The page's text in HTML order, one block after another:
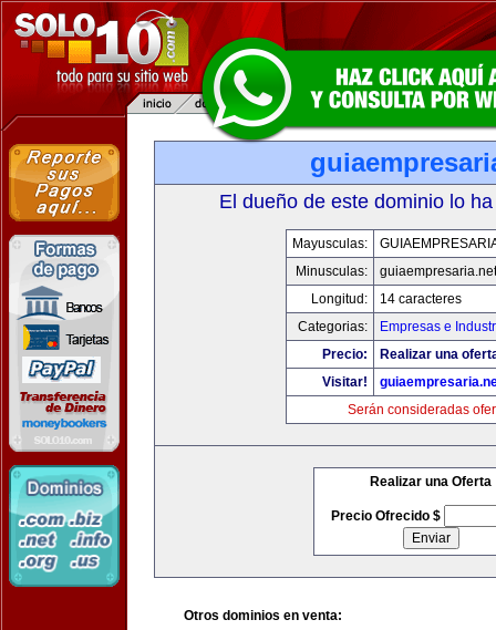
El dueño de este dominio lo
Mayusculas:
Minusculas:
guiaempresaria.net
Longitud:
14 caracteres
Categorias:
Empresas e
Precio:
Realizar una
Visitar!
Serán consideradas
Realizar una Oferta
Precio Ofrecido $
Otros dominios en venta: